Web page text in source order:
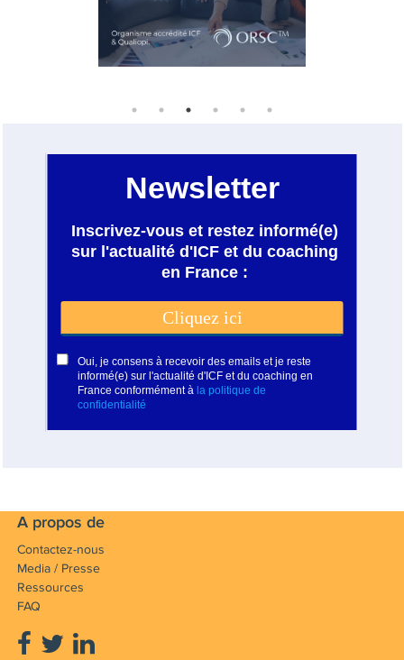
A propos de
Contactez-nous
Media / Presse
Ressources
FAQ